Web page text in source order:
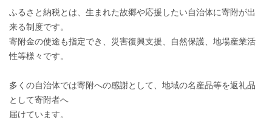
ふるさと納税とは、生まれた故郷や応援したい自治体に寄附が出
来る制度です。
寄附金の使途も指定でき、災害復興支援、自然保護、地場産業活
性等様々です。
多くの自治体では寄附への感謝として、地域の名産品等を返礼品
として寄附者へ
届けています。